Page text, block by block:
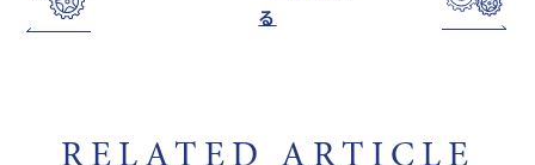
る
RELATED ARTICLE